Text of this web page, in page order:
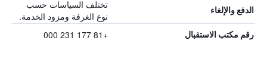
الدفع والإلغاء
تختلف السياسات حسب
نوع الغرفة ومزود الخدمة.
رقم مكتب الاستقبال +81 177 231 000